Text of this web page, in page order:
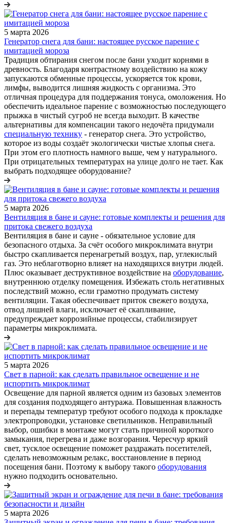
5 марта 2026
Генератор снега для бани: настоящее русское парение с
имитацией мороза
Традиция обтирания снегом после бани уходит корнями в
древность. Благодаря контрастному воздействию на кожу
запускаются обменные процессы, ускоряется ток крови,
лимфы, выводится лишняя жидкость с организма. Это
отличная процедура для поддержания тонуса, омоложения. Но
обеспечить идеальное парение с возможностью последующего
прыжка в чистый сугроб не всегда выходит. В качестве
альтернативы для компенсации такого недочёта придумали
специальную технику - генератор снега. Это устройство,
которое из воды создаёт экологически чистые хлопья снега.
При этом его плотность намного выше, чем у натурального.
При отрицательных температурах на улице долго не тает. Как
выбрать подходящее оборудование?
5 марта 2026
Вентиляция в бане и сауне: готовые комплекты и решения для
притока свежего воздуха
Вентиляция в бане и сауне - обязательное условие для
безопасного отдыха. За счёт особого микроклимата внутри
быстро скапливается перенагретый воздух, пар, углекислый
газ. Это неблаготворно влияет на находящихся внутри людей.
Плюс оказывает деструктивное воздействие на оборудование,
внутреннюю отделку помещения. Избежать столь негативных
последствий можно, если грамотно продумать систему
вентиляции. Такая обеспечивает приток свежего воздуха,
отвод лишней влаги, исключает её скапливание,
предупреждает коррозийные процессы, стабилизирует
параметры микроклимата.
5 марта 2026
Свет в парной: как сделать правильное освещение и не
испортить микроклимат
Освещение для парной является одним из базовых элементов
для создания подходящего антуража. Повышенная влажность
и перепады температур требуют особого подхода к прокладке
электропроводки, установке светильников. Неправильный
выбор, ошибки в монтаже могут стать причиной короткого
замыкания, перегрева и даже возгорания. Чересчур яркий
свет, тусклое освещение поможет раздражать посетителей,
сделать невозможным релакс, восстановление в период
посещения бани. Поэтому к выбору такого оборудования
нужно подходить основательно.
5 марта 2026